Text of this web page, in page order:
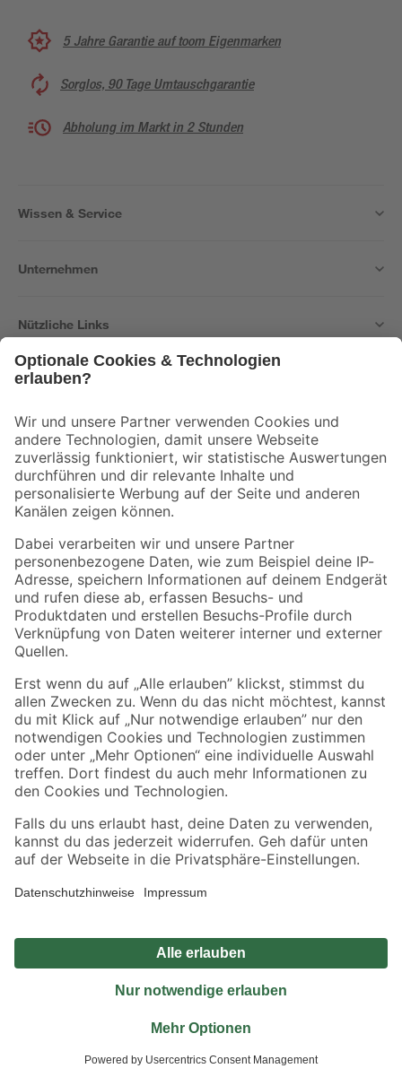
5 Jahre Garantie auf toom Eigenmarken
Sorglos, 90 Tage Umtauschgarantie
Abholung im Markt in 2 Stunden
Wissen & Service
Unternehmen
Nützliche Links
Der toom Newsletter: Keine Angebote und Aktionen mehr verpassen!
Zur Newsletter Anmeldung
Folge uns
Zahlungsarten Versandarten
Sicher einkaufen
Jetzt die toom-App herunterladen
Alle Preisangaben in EUR inkl. gesetzl. MwSt.. Die dargestellten Angebote sind unter
Umständen nicht in allen Märkten verfügbar. Die angegebenen Verfügbarkeiten beziehen
Produkte nur solange der Vorrat reicht.
*Paketversand ab 59 € versandkostenfrei, gilt nicht für Artikel mit Speditionsversand, hier
Privatsphäre Impressum
Nutzungsbedingungen
Widerrufsrecht
Vertrag widerrufen
© 2026 toom Baumarkt GmbH